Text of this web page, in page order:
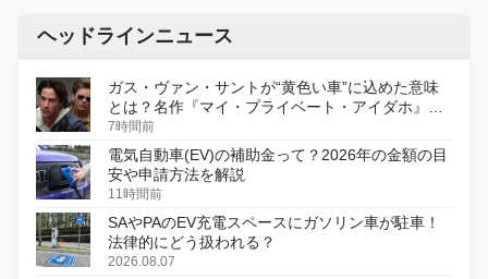
ヘッドラインニュース
ガス・ヴァン・サントが“黄色い車”に込めた意味
とは？名作『マイ・プライベート・アイダホ』が
初のデジタルリマスター版で復活
7時間前
電気自動車(EV)の補助金って？2026年の金額の目
安や申請方法を解説
11時間前
SAやPAのEV充電スペースにガソリン車が駐車！
法律的にどう扱われる？
2026.08.07